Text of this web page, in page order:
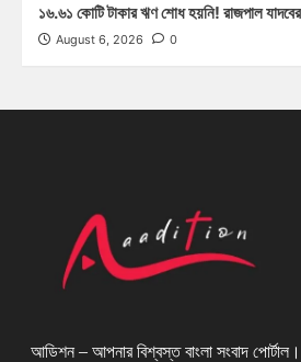
১৬.৬১ কোটি টাকার ঋণ শোধ হয়নি! রাজপাল
August 6, 2026 0
আডিশন – আপনার বিশ্বস্ত বাংলা সংবাদ